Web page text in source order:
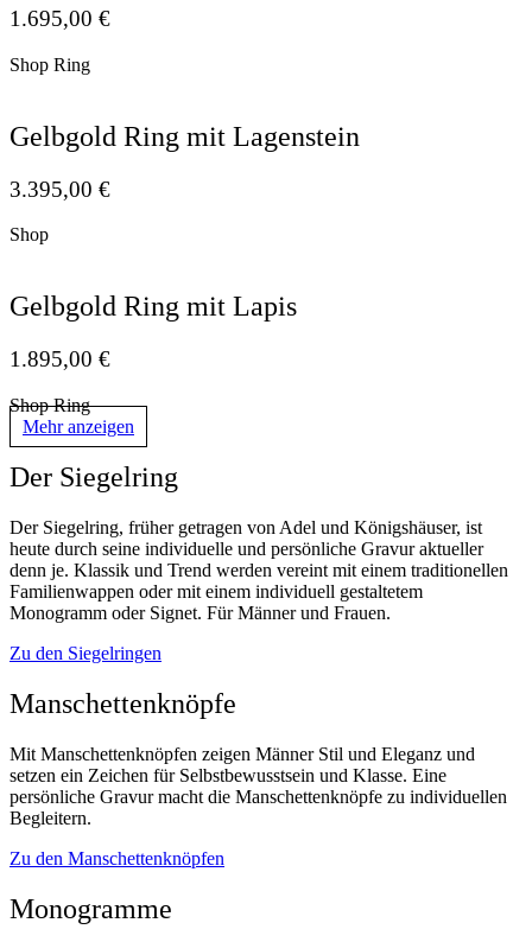
1.695,00 €
Shop Ring
Gelbgold Ring mit Lagenstein
3.395,00 €
Shop
Gelbgold Ring mit Lapis
1.895,00 €
Shop Ring
Mehr anzeigen
Der Siegelring
Der Siegelring, früher getragen von Adel und Königshäuser, ist
heute durch seine individuelle und persönliche Gravur aktueller
denn je. Klassik und Trend werden vereint mit einem traditionellen
Familienwappen oder mit einem individuell gestaltetem
Monogramm oder Signet. Für Männer und Frauen.
Zu den Siegelringen
Manschettenknöpfe
Mit Manschettenknöpfen zeigen Männer Stil und Eleganz und
setzen ein Zeichen für Selbstbewusstsein und Klasse. Eine
persönliche Gravur macht die Manschettenknöpfe zu individuellen
Begleitern.
Zu den Manschettenknöpfen
Monogramme